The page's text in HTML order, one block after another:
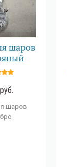
шаров
руб.
шаров